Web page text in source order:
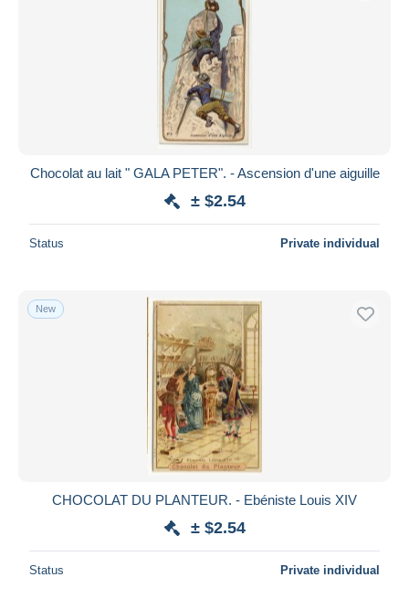
Chocolat au lait " GALA PETER". - Ascension d'une aiguille
± $2.54
Status Private individual
New
CHOCOLAT DU PLANTEUR. - Ebéniste Louis XIV
± $2.54
Status Private individual